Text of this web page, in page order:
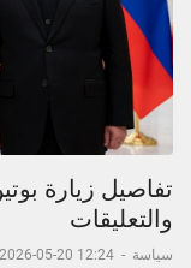
تفاصيل زيارة
والتعليقات
سياسة -
12:24 20-05-2026